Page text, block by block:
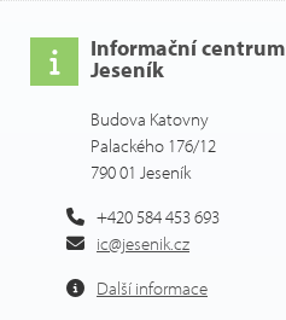
Informační centrum
Jeseník
Budova Katovny
Palackého 176/12
790 01 Jeseník
+420 584 453 693
ic@jesenik.cz
Další informace